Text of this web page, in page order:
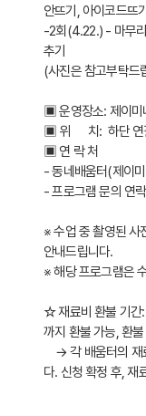
안뜨기, 아이코드뜨
-2회(4.22.) - 마무
추기
(사진은 참고부탁드
▣ 운영장소: 제이미
▣ 위      치:  하단
▣ 연 락 처
- 동네배움터(제이
- 프로그램 문의
※ 수업 중 촬영된 사
안내드립니다.
※ 해당 프로그램은
☆ 재료비 환불 기간
까지 환불 가능, 환
다. 신청 확정 후, 재